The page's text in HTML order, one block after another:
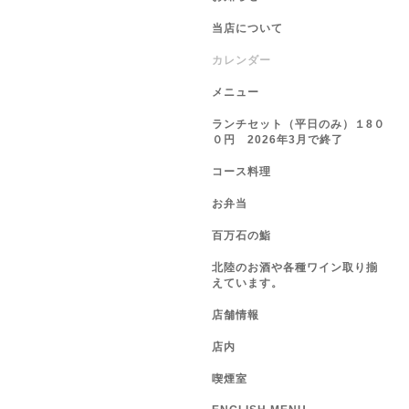
当店について
カレンダー
メニュー
ランチセット（平日のみ）１8０
０円 2026年3月で終了
コース料理
お弁当
百万石の鮨
北陸のお酒や各種ワイン取り揃
えています。
店舗情報
店内
喫煙室